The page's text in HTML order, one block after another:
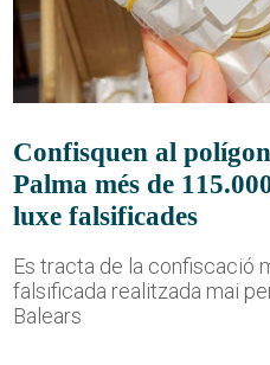
Confisquen al
Palma més de
luxe falsificades
Es tracta de la confiscació
falsificada realitzada mai
Balears